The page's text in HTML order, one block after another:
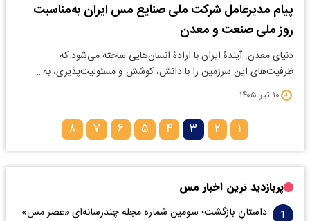
پیام مدیرعامل شرکت ملی صنایع مس ایران به‌مناسبت
روز ملی صنعت و معدن
دنیای معدن: آیندۀ ایران با ارادۀ انسان‌هایی ساخته می‌شود که
ظرفیت‌های این سرزمین را با دانش، کوشش و مسئولیت‌پذیری، به…
۱۰ تیر ۱۴۰۵
۱ ۲ ۳ ۴ ۵ ۶ ۷ ۸
پربازدید ترین اخبار مس
داستانِ بازگشت؛ سومین شماره مجله چندرسانه‌ای «عصر مس»